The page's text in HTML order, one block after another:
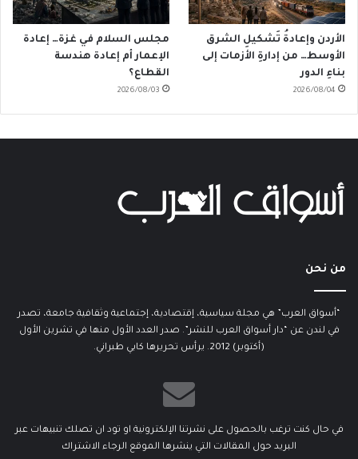
الأردن وإعادةُ تَشكيلِ الشرق
الأوسط… من إدارةِ الأزمات إلى
بناءِ الدور
2026/08/04
مجلس السلام في غزة… إعادة
الإعمار أم إعادة هندسة
القطاع؟
2026/08/03
من نحن
“أسواق العرب” هي مجلة سياسية، إقتصادية، إجتماعية وثقافية جامعة، تصدر
في لندن عن “دار أسواق العرب للنشر”. صدر العدد الأول منها في تشرين الأول
(أكتوبر) 2012. يرأس تحريرها كابي طبراني.
في حال كنت ترغب بالحصول على نشرتنا الإلكترونية او تود ان تصلك تنبيهات عبر
البريد حول المقالات التي ينشرها الموقع الرجاء الاشتراك